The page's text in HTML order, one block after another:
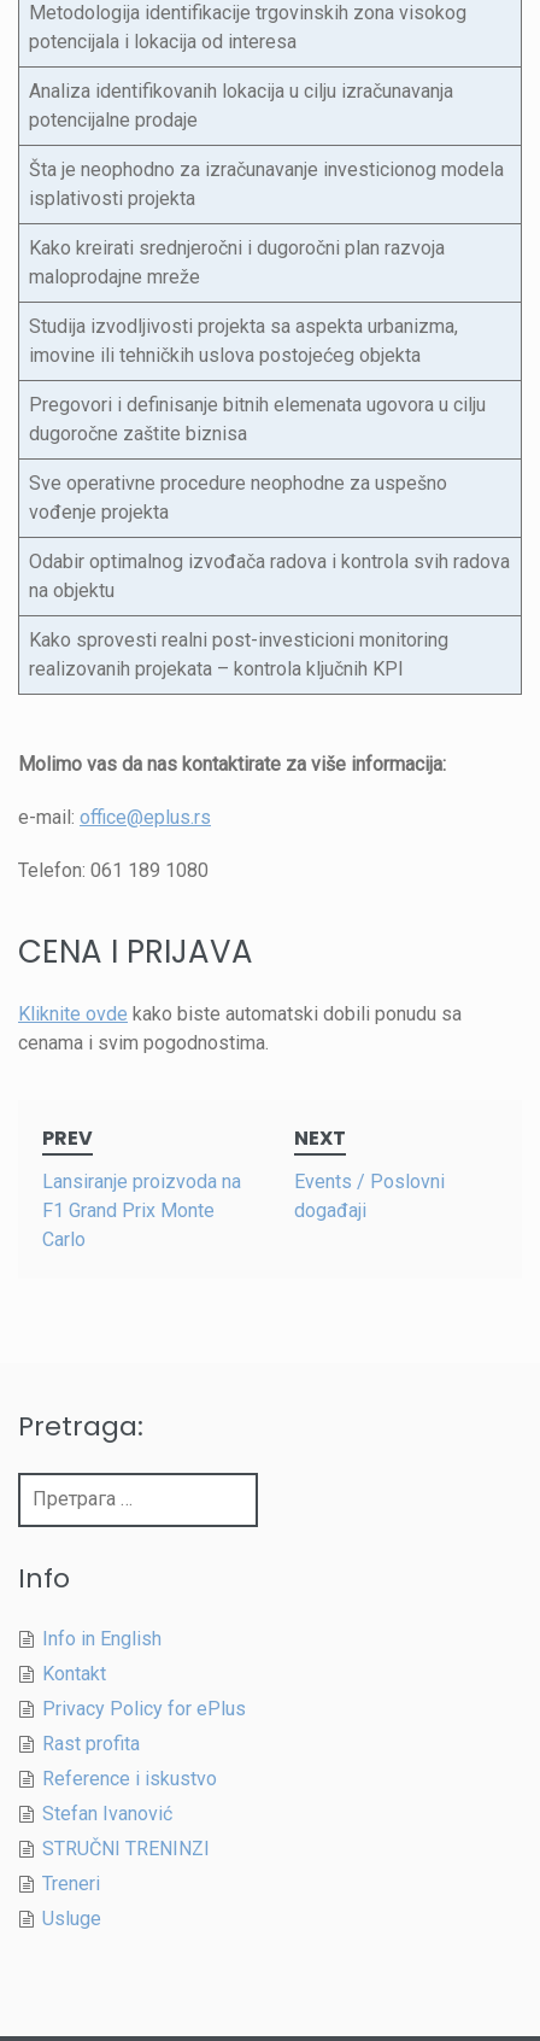
Metodologija identifikacije trgovinskih zona visokog
potencijala i lokacija od interesa
Analiza identifikovanih lokacija u cilju izračunavanja
potencijalne prodaje
Šta je neophodno za izračunavanje investicionog modela
isplativosti projekta
Kako kreirati srednjeročni i dugoročni plan razvoja
maloprodajne mreže
Studija izvodljivosti projekta sa aspekta urbanizma,
imovine ili tehničkih uslova postojećeg objekta
Pregovori i definisanje bitnih elemenata ugovora u cilju
dugoročne zaštite biznisa
Sve operativne procedure neophodne za uspešno
vođenje projekta
Odabir optimalnog izvođača radova i kontrola svih radova
na objektu
Kako sprovesti realni post-investicioni monitoring
realizovanih projekata – kontrola ključnih KPI
Molimo vas da nas kontaktirate za više informacija:
e-mail: office@eplus.rs
Telefon: 061 189 1080
CENA I PRIJAVA
Kliknite ovde kako biste automatski dobili ponudu sa
cenama i svim pogodnostima.
navigation
PREV
Lansiranje proizvoda na
F1 Grand Prix Monte
Carlo
NEXT
Events / Poslovni
događaji
Pretraga:
Претрага
Info
Info in English
Kontakt
Privacy Policy for ePlus
Rast profita
Reference i iskustvo
Stefan Ivanović
STRUČNI TRENINZI
Treneri
Usluge